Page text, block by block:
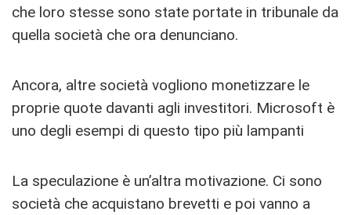
che loro stesse sono state portate in tribunale da
quella società che ora denunciano.
Ancora, altre società vogliono monetizzare le
proprie quote davanti agli investitori. Microsoft è
uno degli esempi di questo tipo più lampanti
La speculazione è un’altra motivazione. Ci sono
società che acquistano brevetti e poi vanno a